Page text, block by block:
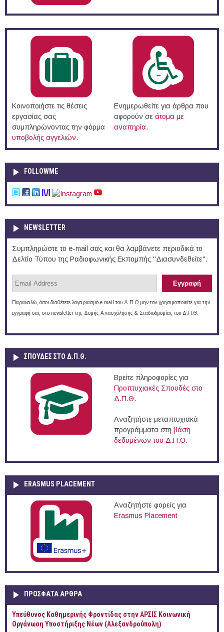
Κοινοποιήστε τις θέσεις
εργασίας σας
συμπληρώνοντας την φόρμα
υποβολής αγγελιών.
Ενημερωθείτε για άρθρα που
αφορούν σε άτομα με
αναπηρία.
FOLLOWME
NEWSLETTER
Συμπληρώστε το e-mail σας και θα λαμβάνετε περιοδικά το
Δελτίο Τύπου της Ραδιοφωνικής Εκπομπής "Διασυνδεθείτε".
Παρακαλώ, όσοι διαθέτετε λογαριασμό e-mail του Δ.Π.Θ μην τον χρησιμοποιείτε για την
εγγραφή σας στο newsletter της Δομής Απασχόλησης & Σταδιοδρομίας του Δ.Π.Θ.
ΣΠΟΥΔΈΣ ΣΤΟ Δ.Π.Θ.
Βρείτε πληροφορίες για
Προπτυχιακές Σπουδές στο
Δ.Π.Θ.
Αναζητήστε μεταπτυχιακά
προγράμματα στη βάση
δεδομένων του Δ.Π.Θ.
ERASMUS PLACEMENT
Αναζητήστε φορείς για
Erasmus Placement
ΠΡOΣΦΑΤΑ AΡΘΡΑ
Yπεύθυνος Καθημερινής Φροντίδας στην ΑΡΣΙΣ Κοινωνική
Οργάνωση Υποστήριξης Νέων (Αλεξανδρούπολη)